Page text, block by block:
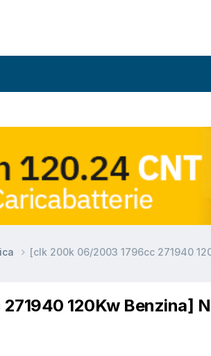
[clk 200k 06/2003 1796cc 271940
120Kw Benzina]